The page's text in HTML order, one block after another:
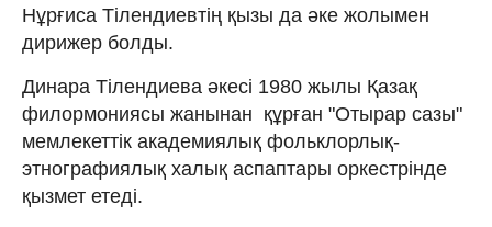
Нұрғиса Тілендиевтің қызы да әке жолымен
дирижер болды.
Динара Тілендиева әкесі 1980 жылы Қазақ
филормониясы жанынан құрған "Отырар сазы"
мемлекеттік академиялық фольклорлық-
этнографиялық халық аспаптары оркестрінде
қызмет етеді.